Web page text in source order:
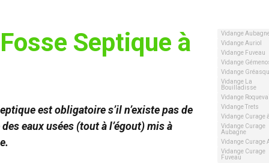
Vidange
Vidange Auriol
Vidange Fuveau
Vidange
Vidange
Vidange La
Bouilladisse
Vidange
Vidange Trets
Vidange Curage
Vidange Curage
Aubagne
Vidange Curage
Vidange Curage
Fuveau
Septique à
est obligatoire s’il n’existe pas de
eaux usées (tout à l’égout) mis à